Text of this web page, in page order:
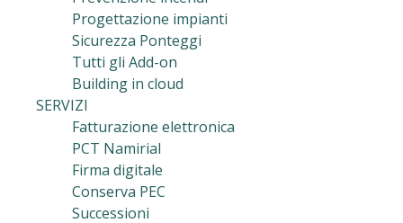
Progettazione impianti
Sicurezza Ponteggi
Tutti gli Add-on
Building in cloud
SERVIZI
Fatturazione elettronica
PCT Namirial
Firma digitale
Conserva PEC
Successioni